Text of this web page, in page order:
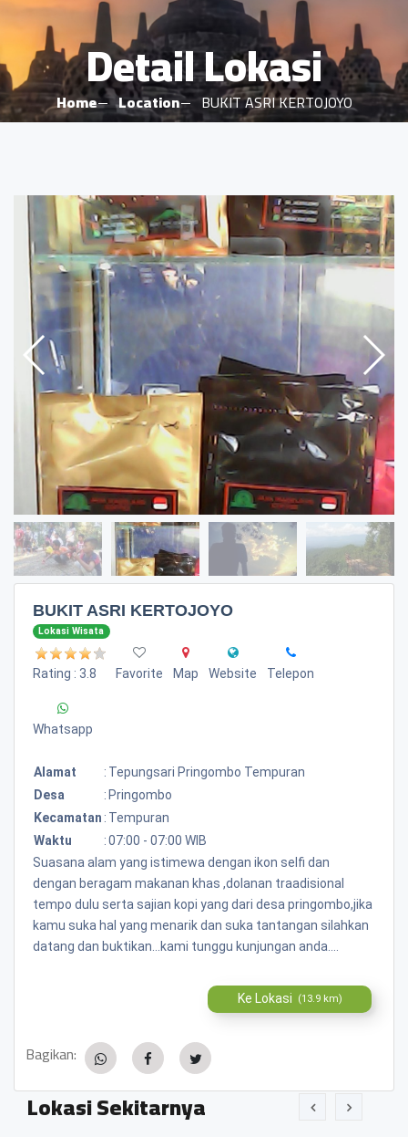
Detail Lokasi
Home Location BUKIT ASRI KERTOJOYO
BUKIT ASRI KERTOJOYO
Lokasi Wisata
Rating : 3.8 Favorite Map Website Telepon
Whatsapp
Alamat : Tepungsari Pringombo Tempuran
Desa
: Pringombo
Kecamatan : Tempuran
Waktu
:07:00 - 07:00 WIB
Suasana alam yang istimewa dengan ikon selfi dan
dengan beragam makanan khas ,dolanan traadisional
tempo dulu serta sajian kopi yang dari desa pringombo,jika
kamu suka hal yang menarik dan suka tantangan silahkan
datang dan buktikan...kami tunggu kunjungan anda....
Ke Lokasi (13.9 km)
Bagikan:
Lokasi Sekitarnya